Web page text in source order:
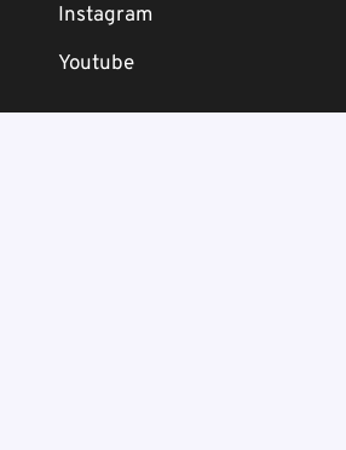
Instagram
Youtube